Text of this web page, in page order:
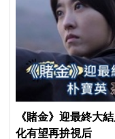
《賭金》迎最終大
化有望再拚視后